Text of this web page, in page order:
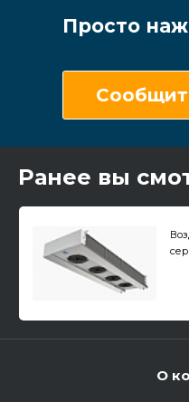
Просто
Ранее вы
О